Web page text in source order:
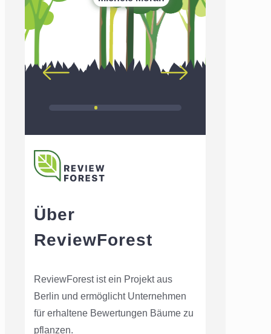
Über
ReviewForest
ReviewForest ist ein Projekt aus
Berlin und ermöglicht Unternehmen
für erhaltene Bewertungen Bäume zu
pflanzen.